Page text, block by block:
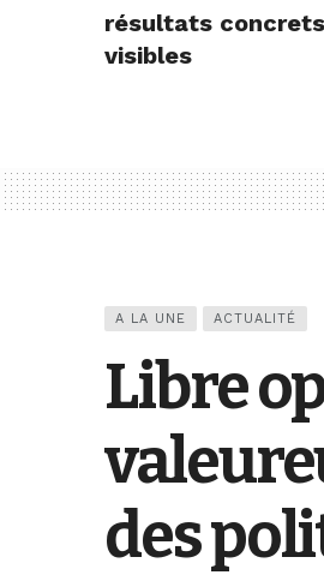
résultats
visibles
A LA UNE ACTUALITÉ
Libre
des